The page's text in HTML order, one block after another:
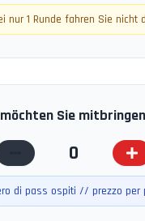
nur 1 Runde fahren Sie nicht
Sie
0
di pass ospiti // prezzo per